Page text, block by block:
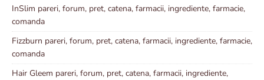
InSlim pareri, forum, pret, catena, farmacii, ingrediente, farmacie,
comanda
Fizzburn pareri, forum, pret, catena, farmacii, ingrediente, farmacie,
comanda
Hair Gleem pareri, forum, pret, catena, farmacii, ingrediente,